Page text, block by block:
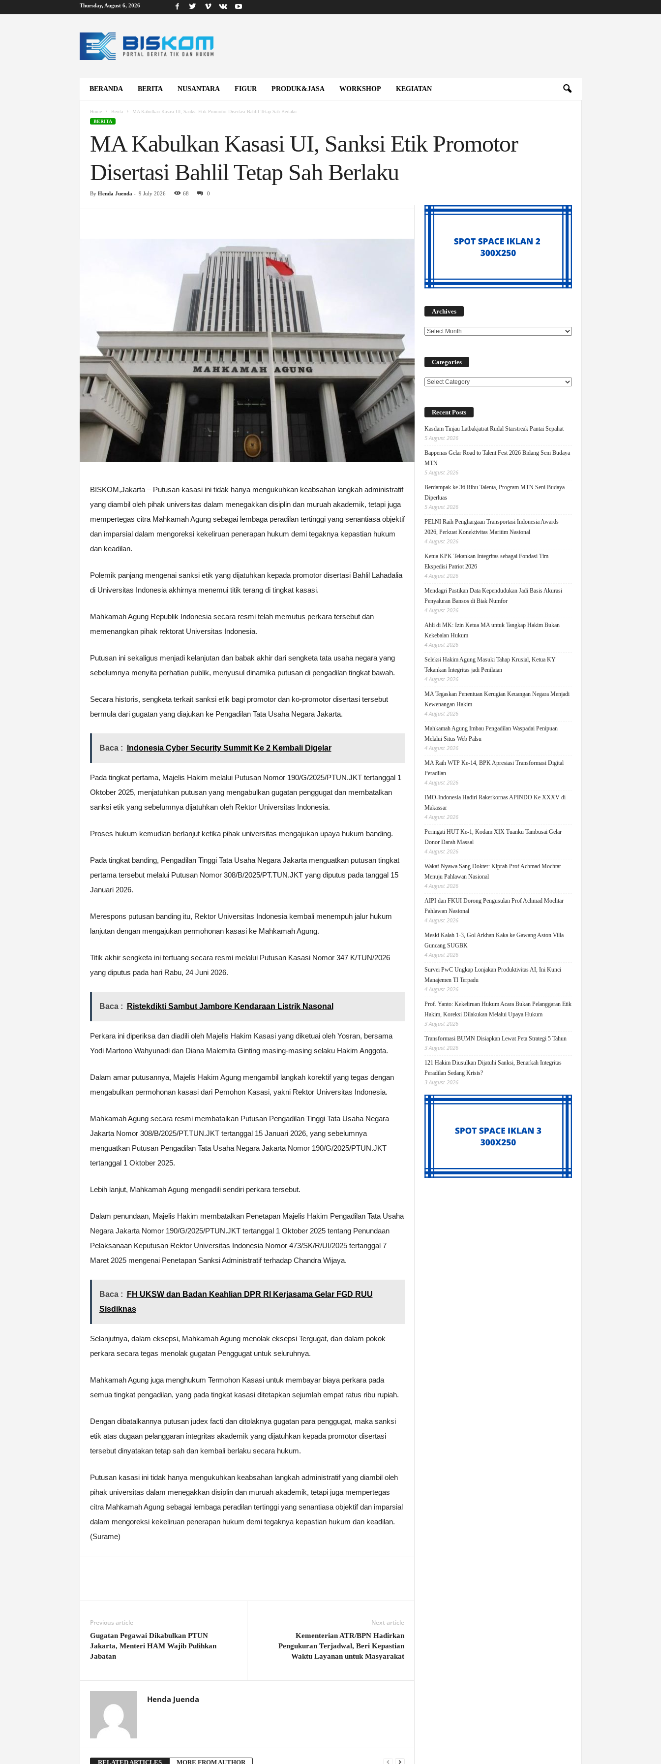
Thursday, August 6, 2026
i
BERANDA
BERITA NUSANTARA FIGUR PRODUK&JASA WORKSHOP KEGIATAN
Home Berita
MA Kabulkan Kasasi UI, Sanksi Etik Promotor Disertasi Bahlil Tetap Sah Berlaku
BERITA
MA Kabulkan Kasasi UI, Sanksi Etik Promotor
Disertasi Bahlil Tetap Sah Berlaku
By Henda Juenda - 9 July 2026 68 0
BISKOM,Jakarta – Putusan kasasi ini tidak hanya mengukuhkan keabsahan langkah administratif
yang diambil oleh pihak universitas dalam menegakkan disiplin dan muruah akademik, tetapi juga
mempertegas citra Mahkamah Agung sebagai lembaga peradilan tertinggi yang senantiasa objektif
dan imparsial dalam mengoreksi kekeliruan penerapan hukum demi tegaknya kepastian hukum
dan keadilan.
Polemik panjang mengenai sanksi etik yang dijatuhkan kepada promotor disertasi Bahlil Lahadalia
di Universitas Indonesia akhirnya menemui titik terang di tingkat kasasi.
Mahkamah Agung Republik Indonesia secara resmi telah memutus perkara tersebut dan
memenangkan pihak rektorat Universitas Indonesia.
Putusan ini sekaligus menjadi kelanjutan dan babak akhir dari sengketa tata usaha negara yang
sebelumnya menyita perhatian publik, menyusul dinamika putusan di pengadilan tingkat bawah.
Secara historis, sengketa terkait sanksi etik bagi promotor dan ko-promotor disertasi tersebut
bermula dari gugatan yang diajukan ke Pengadilan Tata Usaha Negara Jakarta.
Baca : Indonesia Cyber Security Summit Ke 2 Kembali Digelar
Pada tingkat pertama, Majelis Hakim melalui Putusan Nomor 190/G/2025/PTUN.JKT tertanggal 1
Oktober 2025, menjatuhkan putusan yang mengabulkan gugatan penggugat dan membatalkan
sanksi etik yang sebelumnya dijatuhkan oleh Rektor Universitas Indonesia.
Proses hukum kemudian berlanjut ketika pihak universitas mengajukan upaya hukum banding.
Pada tingkat banding, Pengadilan Tinggi Tata Usaha Negara Jakarta menguatkan putusan tingkat
pertama tersebut melalui Putusan Nomor 308/B/2025/PT.TUN.JKT yang diputus pada tanggal 15
Januari 2026.
Merespons putusan banding itu, Rektor Universitas Indonesia kembali menempuh jalur hukum
lanjutan dengan mengajukan permohonan kasasi ke Mahkamah Agung.
Titik akhir sengketa ini tertuang secara resmi melalui Putusan Kasasi Nomor 347 K/TUN/2026
yang diputus pada hari Rabu, 24 Juni 2026.
Baca : Ristekdikti Sambut Jambore Kendaraan Listrik Nasonal
Perkara ini diperiksa dan diadili oleh Majelis Hakim Kasasi yang diketuai oleh Yosran, bersama
Yodi Martono Wahyunadi dan Diana Malemita Ginting masing-masing selaku Hakim Anggota.
Dalam amar putusannya, Majelis Hakim Agung mengambil langkah korektif yang tegas dengan
mengabulkan permohonan kasasi dari Pemohon Kasasi, yakni Rektor Universitas Indonesia.
Mahkamah Agung secara resmi membatalkan Putusan Pengadilan Tinggi Tata Usaha Negara
Jakarta Nomor 308/B/2025/PT.TUN.JKT tertanggal 15 Januari 2026, yang sebelumnya
menguatkan Putusan Pengadilan Tata Usaha Negara Jakarta Nomor 190/G/2025/PTUN.JKT
tertanggal 1 Oktober 2025.
Lebih lanjut, Mahkamah Agung mengadili sendiri perkara tersebut.
Dalam penundaan, Majelis Hakim membatalkan Penetapan Majelis Hakim Pengadilan Tata Usaha
Negara Jakarta Nomor 190/G/2025/PTUN.JKT tertanggal 1 Oktober 2025 tentang Penundaan
Pelaksanaan Keputusan Rektor Universitas Indonesia Nomor 473/SK/R/UI/2025 tertanggal 7
Maret 2025 mengenai Penetapan Sanksi Administratif terhadap Chandra Wijaya.
Baca :
FH UKSW dan Badan Keahlian DPR RI Kerjasama Gelar FGD RUU
Sisdiknas
Selanjutnya, dalam eksepsi, Mahkamah Agung menolak eksepsi Tergugat, dan dalam pokok
perkara secara tegas menolak gugatan Penggugat untuk seluruhnya.
Mahkamah Agung juga menghukum Termohon Kasasi untuk membayar biaya perkara pada
semua tingkat pengadilan, yang pada tingkat kasasi ditetapkan sejumlah empat ratus ribu rupiah.
Dengan dibatalkannya putusan judex facti dan ditolaknya gugatan para penggugat, maka sanksi
etik atas dugaan pelanggaran integritas akademik yang dijatuhkan kepada promotor disertasi
tersebut dinyatakan tetap sah dan kembali berlaku secara hukum.
Putusan kasasi ini tidak hanya mengukuhkan keabsahan langkah administratif yang diambil oleh
pihak universitas dalam menegakkan disiplin dan muruah akademik, tetapi juga mempertegas
citra Mahkamah Agung sebagai lembaga peradilan tertinggi yang senantiasa objektif dan imparsial
dalam mengoreksi kekeliruan penerapan hukum demi tegaknya kepastian hukum dan keadilan.
(Surame)
Previous article
Gugatan Pegawai Dikabulkan PTUN
Jakarta, Menteri HAM Wajib Pulihkan
Jabatan
Next article
Kementerian ATR/BPN Hadirkan
Pengukuran Terjadwal, Beri Kepastian
Waktu Layanan untuk Masyarakat
Henda Juenda
RELATED ARTICLES MORE FROM AUTHOR
Archives
Categories
Categories
Recent Posts
Kasdam Tinjau Latbakjatrat Rudal Starstreak Pantai Sepahat
5 August 2026
Bappenas Gelar Road to Talent Fest 2026 Bidang Seni Budaya
MTN
5 August 2026
Berdampak ke 36 Ribu Talenta, Program MTN Seni Budaya
Diperluas
5 August 2026
PELNI Raih Penghargaan Transportasi Indonesia Awards
2026, Perkuat Konektivitas Maritim Nasional
4 August 2026
Ketua KPK Tekankan Integritas sebagai Fondasi Tim
Ekspedisi Patriot 2026
4 August 2026
Mendagri Pastikan Data Kependudukan Jadi Basis Akurasi
Penyaluran Bansos di Biak Numfor
4 August 2026
Ahli di MK: Izin Ketua MA untuk Tangkap Hakim Bukan
Kekebalan Hukum
4 August 2026
Seleksi Hakim Agung Masuki Tahap Krusial, Ketua KY
Tekankan Integritas jadi Penilaian
4 August 2026
MA Tegaskan Penentuan Kerugian Keuangan Negara Menjadi
Kewenangan Hakim
4 August 2026
Mahkamah Agung Imbau Pengadilan Waspadai Penipuan
Melalui Situs Web Palsu
4 August 2026
MA Raih WTP Ke-14, BPK Apresiasi Transformasi Digital
Peradilan
4 August 2026
IMO-Indonesia Hadiri Rakerkornas APINDO Ke XXXV di
Makassar
4 August 2026
Peringati HUT Ke-1, Kodam XIX Tuanku Tambusai Gelar
Donor Darah Massal
4 August 2026
Wakaf Nyawa Sang Dokter: Kiprah Prof Achmad Mochtar
Menuju Pahlawan Nasional
4 August 2026
AIPI dan FKUI Dorong Pengusulan Prof Achmad Mochtar
Pahlawan Nasional
4 August 2026
Meski Kalah 1-3, Gol Arkhan Kaka ke Gawang Aston Villa
Guncang SUGBK
4 August 2026
Survei PwC Ungkap Lonjakan Produktivitas AI, Ini Kunci
Manajemen TI Terpadu
4 August 2026
Prof. Yanto: Kekeliruan Hukum Acara Bukan Pelanggaran Etik
Hakim, Koreksi Dilakukan Melalui Upaya Hukum
3 August 2026
Transformasi BUMN Disiapkan Lewat Peta Strategi 5 Tahun
3 August 2026
121 Hakim Diusulkan Dijatuhi Sanksi, Benarkah Integritas
Peradilan Sedang Krisis?
3 August 2026